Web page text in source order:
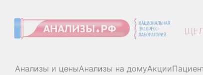
Анализы и ценыАнализы на домуАкции